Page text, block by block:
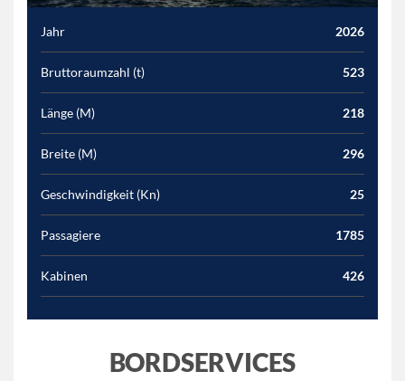
Jahr 2026
Bruttoraumzahl (t) 523
Länge (M) 218
Breite (M) 296
Geschwindigkeit (Kn) 25
Passagiere 1785
Kabinen 426
BORDSERVICES